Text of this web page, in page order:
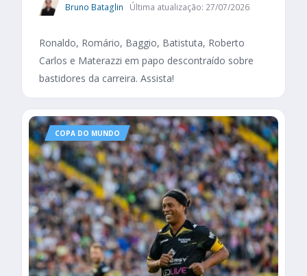
Bruno Bataglin Última atualização: 27/07/2026
Ronaldo, Romário, Baggio, Batistuta, Roberto
Carlos e Materazzi em papo descontraído sobre
bastidores da carreira. Assista!
COPA DO MUNDO